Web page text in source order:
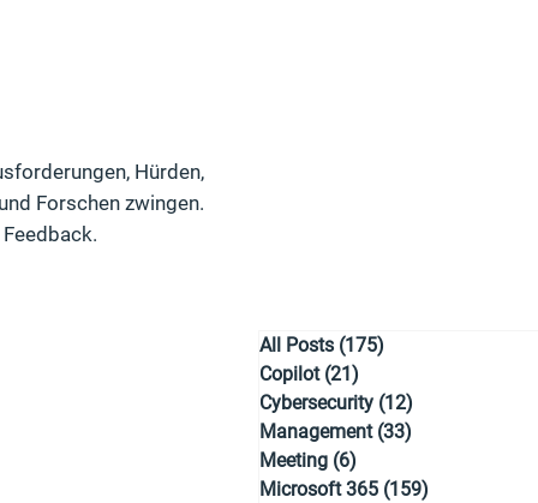
Hürden,
Forschen zwingen.
All Posts (175)
Copilot (21)
Cybersecurity (12)
Management (33)
Meeting (6)
Microsoft 365 (159)